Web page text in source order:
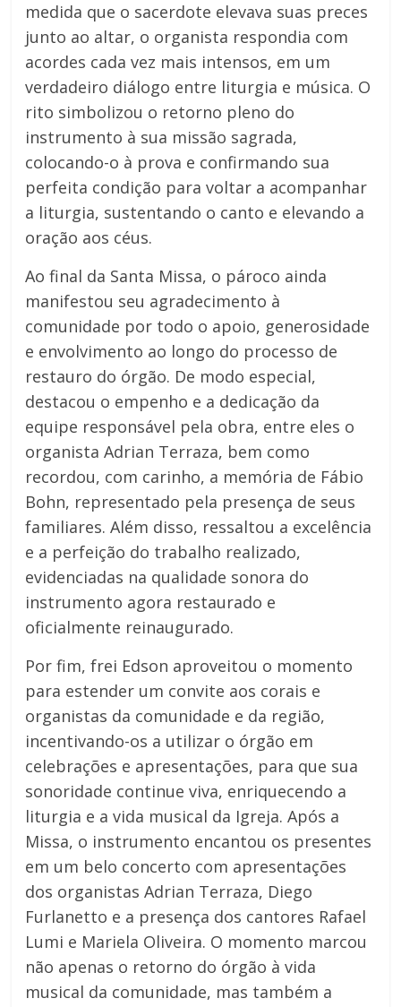
medida que o sacerdote elevava suas preces
junto ao altar, o organista respondia com
acordes cada vez mais intensos, em um
verdadeiro diálogo entre liturgia e música. O
rito simbolizou o retorno pleno do
instrumento à sua missão sagrada,
colocando-o à prova e confirmando sua
perfeita condição para voltar a acompanhar
a liturgia, sustentando o canto e elevando a
oração aos céus.
Ao final da Santa Missa, o pároco ainda
manifestou seu agradecimento à
comunidade por todo o apoio, generosidade
e envolvimento ao longo do processo de
restauro do órgão. De modo especial,
destacou o empenho e a dedicação da
equipe responsável pela obra, entre eles o
organista Adrian Terraza, bem como
recordou, com carinho, a memória de Fábio
Bohn, representado pela presença de seus
familiares. Além disso, ressaltou a excelência
e a perfeição do trabalho realizado,
evidenciadas na qualidade sonora do
instrumento agora restaurado e
oficialmente reinaugurado.
Por fim, frei Edson aproveitou o momento
para estender um convite aos corais e
organistas da comunidade e da região,
incentivando-os a utilizar o órgão em
celebrações e apresentações, para que sua
sonoridade continue viva, enriquecendo a
liturgia e a vida musical da Igreja. Após a
Missa, o instrumento encantou os presentes
em um belo concerto com apresentações
dos organistas Adrian Terraza, Diego
Furlanetto e a presença dos cantores Rafael
Lumi e Mariela Oliveira. O momento marcou
não apenas o retorno do órgão à vida
musical da comunidade, mas também a